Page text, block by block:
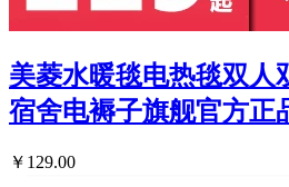
美菱水暖毯电热毯双人
宿舍电褥子旗舰官方正
￥129.00